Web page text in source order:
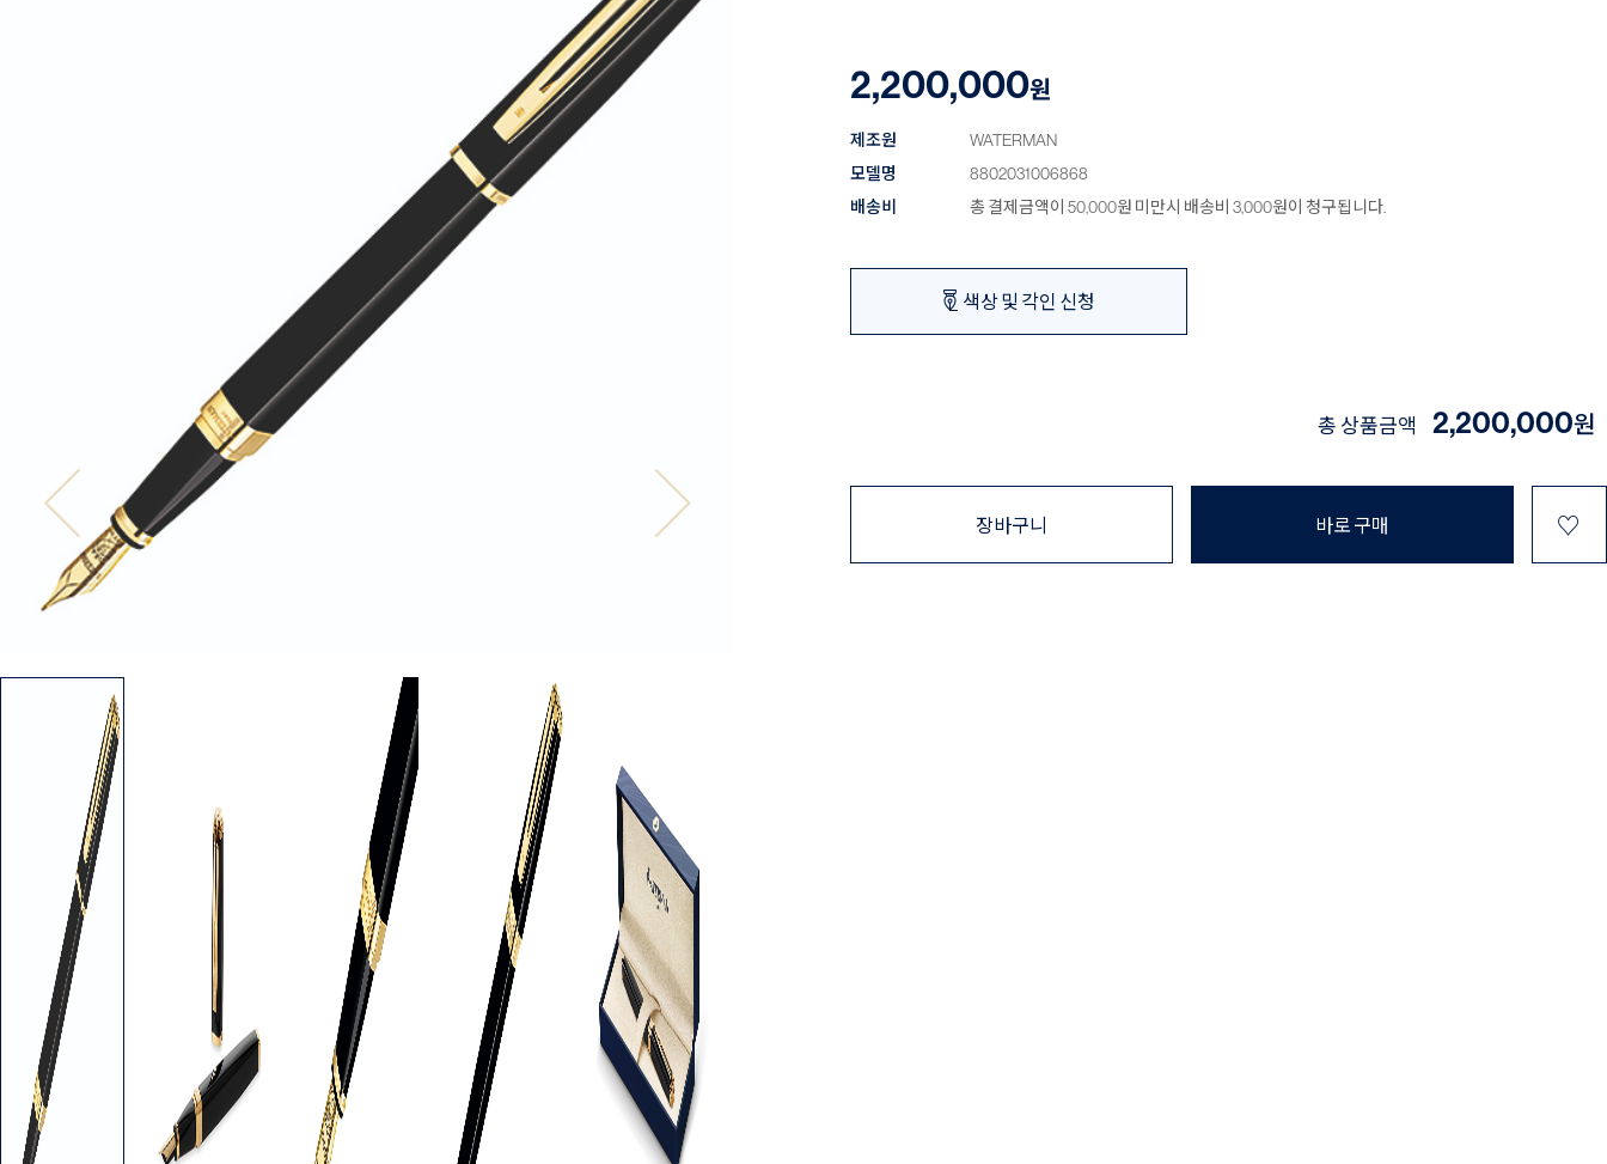
2,200,000원
제조원
WATERMAN
모델명
8802031006868
배송비
총 결제금액이 50,000원 미만시 배송비 3,000원이 청구됩니다.
색상 및 각인 신청
총 상품금액 2,200,000원
장바구니 바로 구매 ♡